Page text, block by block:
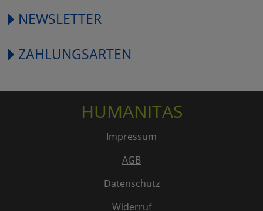
NEWSLETTER
ZAHLUNGSARTEN
HUMANITAS
Impressum
AGB
Datenschutz
Widerruf